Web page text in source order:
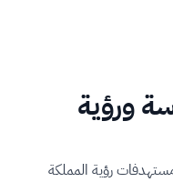
ورؤية
رؤية المملكة